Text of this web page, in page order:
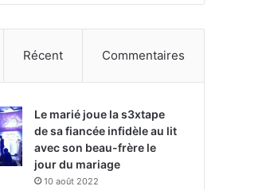
Récent Commentaires
Le marié joue la s3xtape
de sa fiancée infidèle au lit
avec son beau-frère le
jour du mariage
10 août 2022